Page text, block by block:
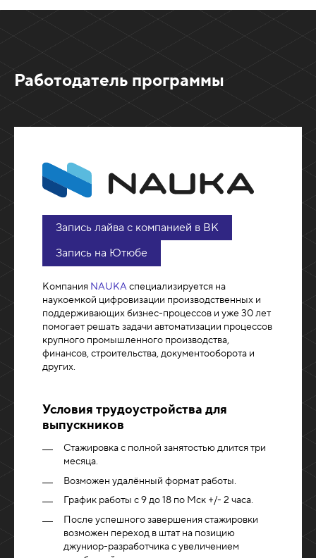
Работодатель программы
Запись лайва с компанией в ВК
Запись на Ютюбе
Компания NAUKAспециализируется на
наукоемкой цифровизации производственных и
поддерживающих бизнес-процессов и уже 30 лет
помогает решать задачи автоматизации процессов
крупного промышленного производства,
финансов, строительства, документооборота и
других.
Условия трудоустройства для
выпускников
Стажировка с полной занятостью длится три
месяца.
Возможен удалённый формат работы.
График работы с 9 до 18 по Мск +/- 2 часа.
После успешного завершения стажировки
возможен переход в штат на позицию
джуниор-разработчика с увеличением